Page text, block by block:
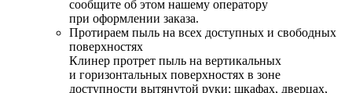
сообщите об этом нашему оператору
при оформлении заказа.
Протираем пыль на всех доступных и свободных
поверхностях
Клинер протрет пыль на вертикальных
и горизонтальных поверхностях в зоне
доступности вытянутой руки: шкафах, дверцах,